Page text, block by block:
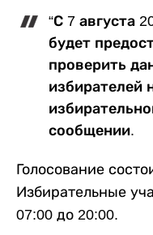
“С 7 августа
будет
проверить
избирателей
сообщении.
Голосование
Избирательные
07:00 до 20:00.